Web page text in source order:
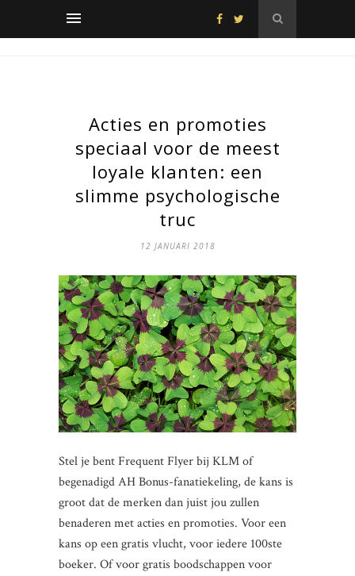
Acties en promoties
speciaal voor de meest
loyale klanten: een
slimme psychologische
truc
12 JANUARI 2018
Stel je bent Frequent Flyer bij KLM of
begenadigd AH Bonus-fanatiekeling, de kans is
groot dat de merken dan juist jou zullen
benaderen met acties en promoties. Voor een
kans op een gratis vlucht, voor iedere 100ste
boeker. Of voor gratis boodschappen voor